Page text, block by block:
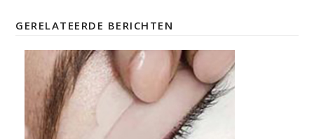
GERELATEERDE BERICHTEN